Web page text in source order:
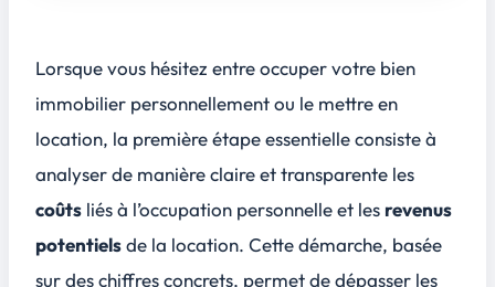
Lorsque vous hésitez entre occuper votre bien
immobilier personnellement ou le mettre en
location, la première étape essentielle consiste à
analyser de manière claire et transparente les
coûts liés à l’occupation personnelle et les revenus
potentielsde la location. Cette démarche, basée
sur des chiffres concrets, permet de dépasser les